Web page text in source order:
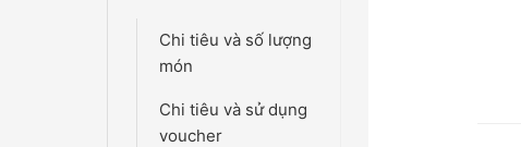
Chi tiêu và số lượng
món
Chi tiêu và sử dụng
voucher